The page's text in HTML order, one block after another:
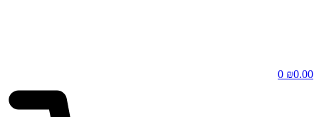
₪0.00
0